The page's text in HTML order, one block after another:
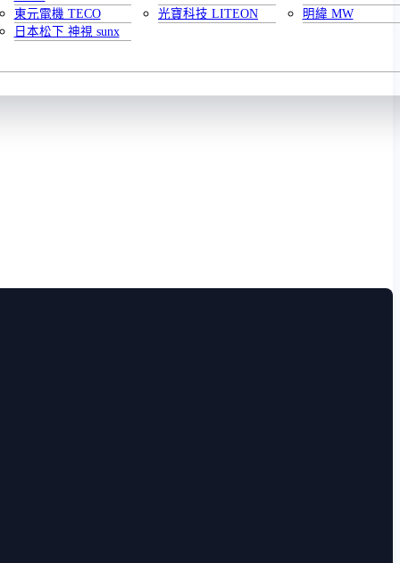
東元電機 TECO 光寶科技 LITEON
明緯 MW
日本松下 神視 sunx